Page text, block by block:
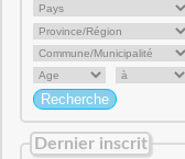
Dernier inscrit